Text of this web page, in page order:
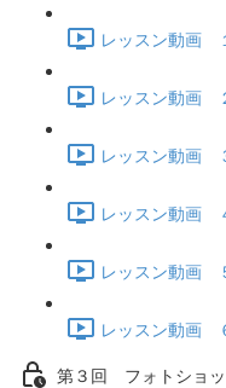
レッスン動画
レッスン動画
レッスン動画
レッスン動画
レッスン動画
レッスン動画
第３回 フォトショッ